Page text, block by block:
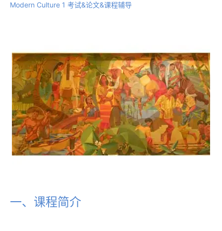
Modern Culture 1 考试&论文&课程辅导
一、课程简介